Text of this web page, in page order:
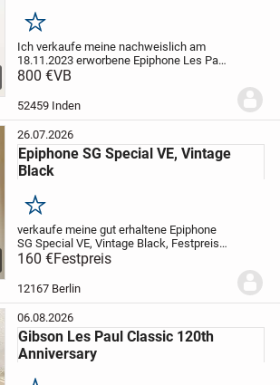
Merken
Ich verkaufe meine nachweislich am
18.11.2023 erworbene Epiphone Les Paul,
welche kaum bespielt wurde und super
sondern weist auch viele Merkmale auf,...
800 €VB
52459 Inden
26.07.2026
Epiphone SG Special VE, Vintage
Black
Merken
verkaufe meine gut erhaltene Epiphone
SG Special VE, Vintage Black, Festpreis
160,- Euro, nur Barzahlung, nur Abholung
160 €Festpreis
12167 Berlin
06.08.2026
Gibson Les Paul Classic 120th
Anniversary